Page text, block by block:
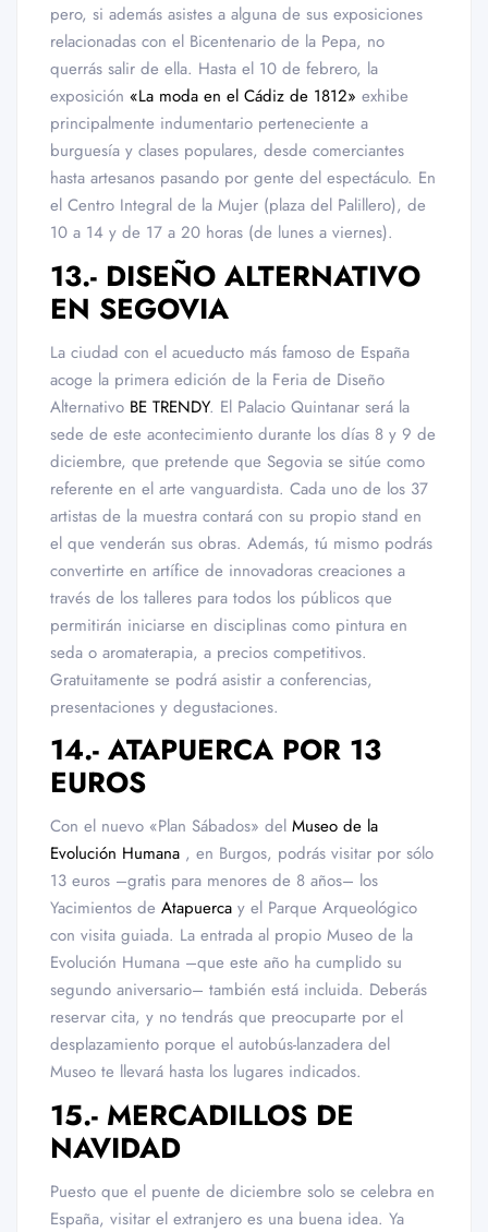
pero, si además asistes a alguna de sus exposiciones
relacionadas con el Bicentenario de la Pepa, no
querrás salir de ella. Hasta el 10 de febrero, la
exposición «La moda en el Cádiz de 1812» exhibe
principalmente indumentario perteneciente a
burguesía y clases populares, desde comerciantes
hasta artesanos pasando por gente del espectáculo. En
el Centro Integral de la Mujer (plaza del Palillero), de
10 a 14 y de 17 a 20 horas (de lunes a viernes).
13.- DISEÑO ALTERNATIVO
EN SEGOVIA
La ciudad con el acueducto más famoso de España
acoge la primera edición de la Feria de Diseño
Alternativo BE TRENDY. El Palacio Quintanar será la
sede de este acontecimiento durante los días 8 y 9 de
diciembre, que pretende que Segovia se sitúe como
referente en el arte vanguardista. Cada uno de los 37
artistas de la muestra contará con su propio stand en
el que venderán sus obras. Además, tú mismo podrás
convertirte en artífice de innovadoras creaciones a
través de los talleres para todos los públicos que
permitirán iniciarse en disciplinas como pintura en
seda o aromaterapia, a precios competitivos.
Gratuitamente se podrá asistir a conferencias,
presentaciones y degustaciones.
14.- ATAPUERCA POR 13
EUROS
Con el nuevo «Plan Sábados» del Museo de la
Evolución Humana , en Burgos, podrás visitar por sólo
13 euros –gratis para menores de 8 años– los
Yacimientos de Atapuerca y el Parque Arqueológico
con visita guiada. La entrada al propio Museo de la
Evolución Humana –que este año ha cumplido su
segundo aniversario– también está incluida. Deberás
reservar cita, y no tendrás que preocuparte por el
desplazamiento porque el autobús-lanzadera del
Museo te llevará hasta los lugares indicados.
15.- MERCADILLOS DE
NAVIDAD
Puesto que el puente de diciembre solo se celebra en
España, visitar el extranjero es una buena idea. Ya